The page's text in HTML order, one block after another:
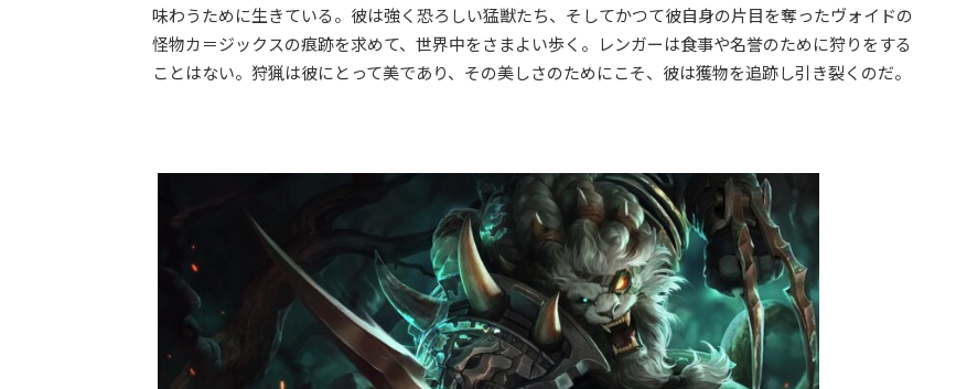
味わうために生きている。彼は強く恐ろしい猛獣たち、そしてかつて彼自身の片目を奪ったヴォイドの
怪物カ＝ジックスの痕跡を求めて、世界中をさまよい歩く。レンガーは食事や名誉のために狩りをする
ことはない。狩猟は彼にとって美であり、その美しさのためにこそ、彼は獲物を追跡し引き裂くのだ。